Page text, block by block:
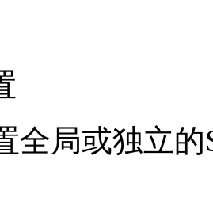
全局或独立